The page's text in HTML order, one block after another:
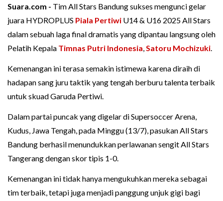
Suara.com - Tim All Stars Bandung sukses mengunci gelar
juara HYDROPLUS Piala Pertiwi U14 & U16 2025 All Stars
dalam sebuah laga final dramatis yang dipantau langsung oleh
Pelatih Kepala Timnas Putri Indonesia,Satoru Mochizuki.
Kemenangan ini terasa semakin istimewa karena diraih di
hadapan sang juru taktik yang tengah berburu talenta terbaik
untuk skuad Garuda Pertiwi.
Dalam partai puncak yang digelar di Supersoccer Arena,
Kudus, Jawa Tengah, pada Minggu (13/7), pasukan All Stars
Bandung berhasil menundukkan perlawanan sengit All Stars
Tangerang dengan skor tipis 1-0.
Kemenangan ini tidak hanya mengukuhkan mereka sebagai
tim terbaik, tetapi juga menjadi panggung unjuk gigi bagi